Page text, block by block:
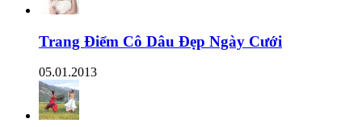
Trang Điểm Cô Dâu Đẹp Ngày Cưới
05.01.2013